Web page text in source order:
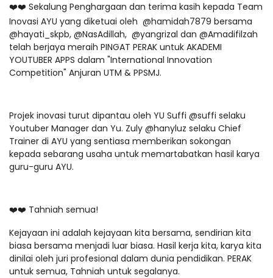
❤️❤️ Sekalung Penghargaan dan terima kasih kepada Team
Inovasi AYU yang diketuai oleh @hamidah7879 bersama
@hayati_skpb, @NasAdillah, @yangrizal dan @Amadifilzah
telah berjaya meraih PINGAT PERAK untuk AKADEMI
YOUTUBER APPS dalam "International Innovation
Competition" Anjuran UTM & PPSMJ.
Projek inovasi turut dipantau oleh YU Suffi @suffi selaku
Youtuber Manager dan Yu. Zuly @hanyluz selaku Chief
Trainer di AYU yang sentiasa memberikan sokongan
kepada sebarang usaha untuk memartabatkan hasil karya
guru-guru AYU.
❤️❤️ Tahniah semua!
Kejayaan ini adalah kejayaan kita bersama, sendirian kita
biasa bersama menjadi luar biasa. Hasil kerja kita, karya kita
dinilai oleh juri profesional dalam dunia pendidikan. PERAK
untuk semua, Tahniah untuk segalanya.